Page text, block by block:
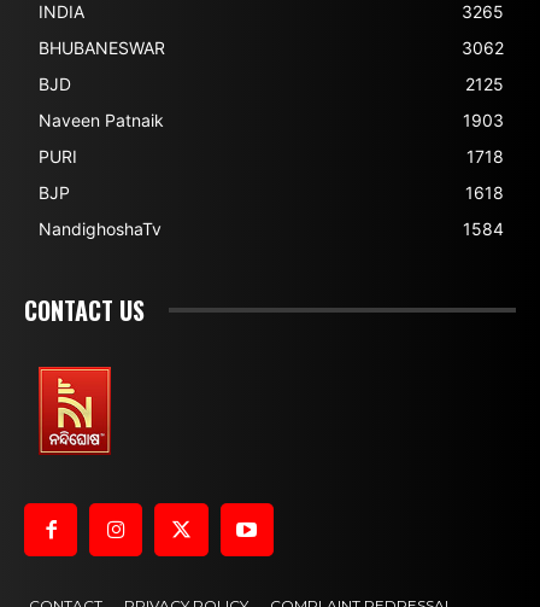
INDIA
3265
BHUBANESWAR
3062
BJD
2125
Naveen Patnaik
1903
PURI
1718
BJP
1618
NandighoshaTv
1584
CONTACT US